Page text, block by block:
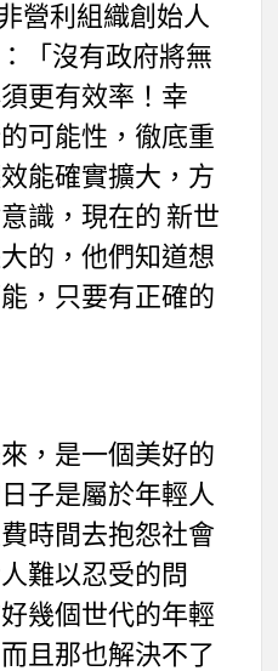
營利組織創始人
「沒有政府將無
更有效率！幸
可能性，徹底重
能確實擴大，方
識，現在的 新世
的，他們知道想
，只要有正確的
，是一個美好的
子是屬於年輕人
時間去抱怨社會
難以忍受的問
幾個世代的年輕
且那也解決不了